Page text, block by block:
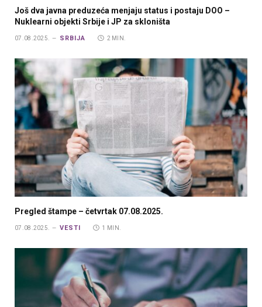
Još dva javna preduzeća menjaju status i postaju DOO –
Nuklearni objekti Srbije i JP za skloništa
07.08.2025. SRBIJA 2 MIN.
Pregled štampe – četvrtak 07.08.2025.
07.08.2025. VESTI 1 MIN.